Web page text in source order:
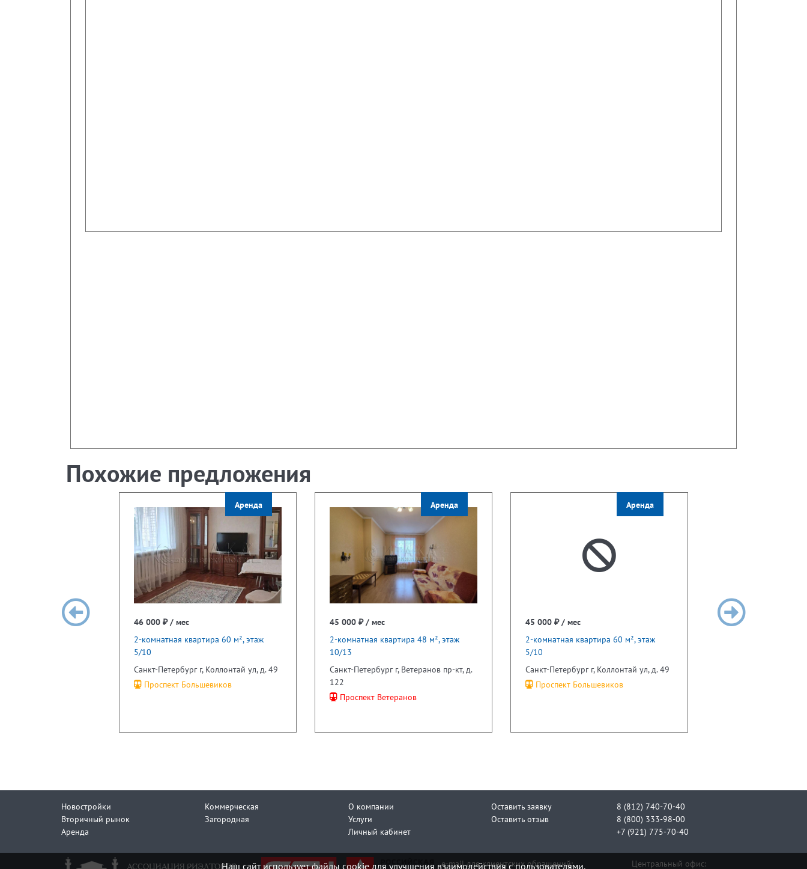
Похожие предложения
Аренда
46 000 ₽ / мес
2-комнатная квартира 60 м², этаж
5/10
Санкт-Петербург г, Коллонтай ул, д. 49
Проспект Большевиков
Аренда
45 000 ₽ / мес
2-комнатная квартира 48 м², этаж
10/13
Санкт-Петербург г, Ветеранов пр-кт, д.
122
Проспект Ветеранов
Аренда
45 000 ₽ / мес
2-комнатная квартира 60 м², этаж
5/10
Санкт-Петербург г, Коллонтай ул, д. 49
Проспект Большевиков
Новостройки
Вторичный рынок
Аренда
Коммерческая
Загородная
О компании
Услуги
Личный кабинет
Оставить заявку
Оставить отзыв
8 (812) 740-70-40
8 (800) 333-98-00
+7 (921) 775-70-40
e-mail для клиентских обращений: Центральный офис:
Наш сайт использует файлы cookie для улучшения взаимодействия с пользователями.